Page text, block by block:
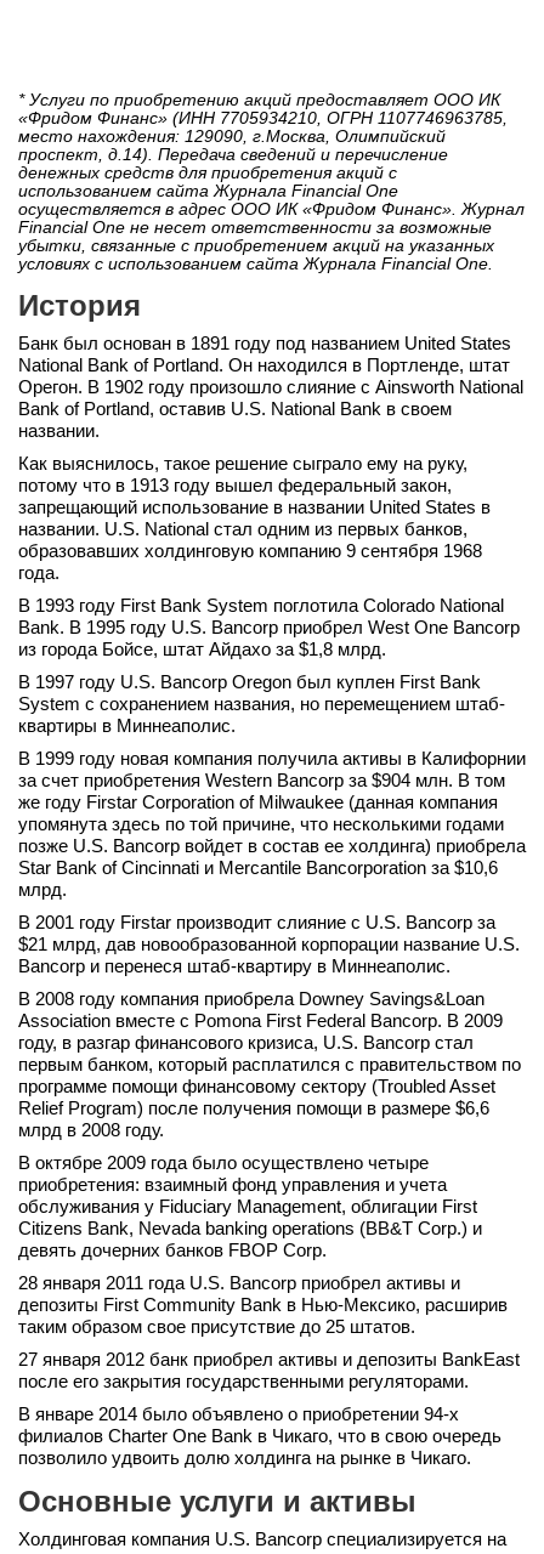
* Услуги по приобретению акций предоставляет ООО ИК
«Фридом Финанс» (ИНН 7705934210, ОГРН 1107746963785,
место нахождения: 129090, г.Москва, Олимпийский
проспект, д.14). Передача сведений и перечисление
денежных средств для приобретения акций с
использованием сайта Журнала Financial One
осуществляется в адрес ООО ИК «Фридом Финанс». Журнал
Financial One не несет ответственности за возможные
убытки, связанные с приобретением акций на указанных
условиях с использованием сайта Журнала Financial One.
История
Банк был основан в 1891 году под названием United States
National Bank of Portland. Он находился в Портленде, штат
Орегон. В 1902 году произошло слияние с Ainsworth National
Bank of Portland, оставив U.S. National Bank в своем
названии.
Как выяснилось, такое решение сыграло ему на руку,
потому что в 1913 году вышел федеральный закон,
запрещающий использование в названии United States в
названии. U.S. National стал одним из первых банков,
образовавших холдинговую компанию 9 сентября 1968
года.
В 1993 году First Bank System поглотила Colorado National
Bank. В 1995 году U.S. Bancorp приобрел West One Bancorp
из города Бойсе, штат Айдахо за $1,8 млрд.
В 1997 году U.S. Bancorp Oregon был куплен First Bank
System с сохранением названия, но перемещением штаб-
квартиры в Миннеаполис.
В 1999 году новая компания получила активы в Калифорнии
за счет приобретения Western Bancorp за $904 млн. В том
же году Firstar Corporation of Milwaukee (данная компания
упомянута здесь по той причине, что несколькими годами
позже U.S. Bancorp войдет в состав ее холдинга) приобрела
Star Bank of Cincinnati и Mercantile Bancorporation за $10,6
млрд.
В 2001 году Firstar производит слияние с U.S. Bancorp за
$21 млрд, дав новообразованной корпорации название U.S.
Bancorp и перенеся штаб-квартиру в Миннеаполис.
В 2008 году компания приобрела Downey Savings&Loan
Association вместе с Pomona First Federal Bancorp. В 2009
году, в разгар финансового кризиса, U.S. Bancorp стал
первым банком, который расплатился с правительством по
программе помощи финансовому сектору (Troubled Asset
Relief Program) после получения помощи в размере $6,6
млрд в 2008 году.
В октябре 2009 года было осуществлено четыре
приобретения: взаимный фонд управления и учета
обслуживания у Fiduciary Management, облигации First
Citizens Bank, Nevada banking operations (BB&T Corp.) и
девять дочерних банков FBOP Corp.
28 января 2011 года U.S. Bancorp приобрел активы и
депозиты First Community Bank в Нью-Мексико, расширив
таким образом свое присутствие до 25 штатов.
27 января 2012 банк приобрел активы и депозиты BankEast
после его закрытия государственными регуляторами.
В январе 2014 было объявлено о приобретении 94-х
филиалов Charter One Bank в Чикаго, что в свою очередь
позволило удвоить долю холдинга на рынке в Чикаго.
Основные услуги и активы
Холдинговая компания U.S. Bancorp специализируется на